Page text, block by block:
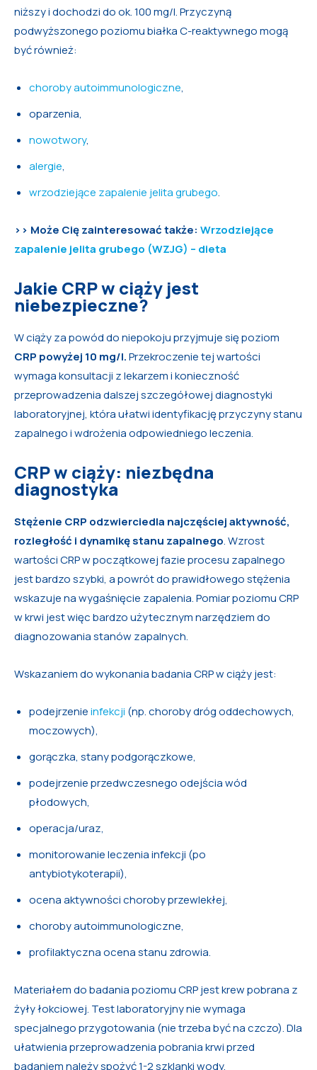
niższy i dochodzi do ok. 100 mg/l. Przyczyną
podwyższonego poziomu białka C-reaktywnego mogą
być również:
choroby autoimmunologiczne,
oparzenia,
nowotwory,
alergie,
wrzodziejące zapalenie jelita grubego.
>> Może Cię zainteresować także: Wrzodziejące
zapalenie jelita grubego (WZJG) – dieta
Jakie CRP w ciąży jest
niebezpieczne?
W ciąży za powód do niepokoju przyjmuje się poziom
CRP powyżej 10 mg/l.Przekroczenie tej wartości
wymaga konsultacji z lekarzem i konieczność
przeprowadzenia dalszej szczegółowej diagnostyki
laboratoryjnej, która ułatwi identyfikację przyczyny stanu
zapalnego i wdrożenia odpowiedniego leczenia.
CRP w ciąży: niezbędna
diagnostyka
Stężenie CRP odzwierciedla najczęściej aktywność,
rozległość i dynamikę stanu zapalnego. Wzrost
wartości CRP w początkowej fazie procesu zapalnego
jest bardzo szybki, a powrót do prawidłowego stężenia
wskazuje na wygaśnięcie zapalenia. Pomiar poziomu CRP
w krwi jest więc bardzo użytecznym narzędziem do
diagnozowania stanów zapalnych.
Wskazaniem do wykonania badania CRP w ciąży jest:
podejrzenieinfekcji (np. choroby dróg oddechowych,
moczowych),
gorączka, stany podgorączkowe,
podejrzenie przedwczesnego odejścia wód
płodowych,
operacja/uraz,
monitorowanie leczenia infekcji (po
antybiotykoterapii),
ocena aktywności choroby przewlekłej,
choroby autoimmunologiczne,
profilaktyczna ocena stanu zdrowia.
Materiałem do badania poziomu CRP jest krew pobrana z
żyły łokciowej. Test laboratoryjny nie wymaga
specjalnego przygotowania (nie trzeba być na czczo). Dla
ułatwienia przeprowadzenia pobrania krwi przed
badaniem należy spożyć 1-2 szklanki wody.